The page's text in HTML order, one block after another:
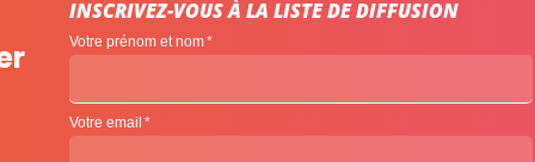
INSCRIVEZ-VOUS À LA LISTE DE DIFFUSION
Votre prénom et nom
Votre email